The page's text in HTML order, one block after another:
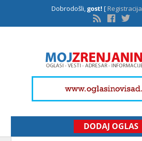
Dobrodošli,gost! [Registracija
DODAJ OGLAS